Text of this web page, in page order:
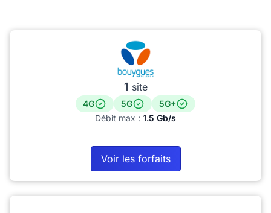
1 site
4G 5G
5G+
Débit max : 1.5 Gb/s
Voir les forfaits